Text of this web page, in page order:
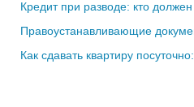
Кредит при разводе: кто должен
Правоустанавливающие
Как сдавать квартиру